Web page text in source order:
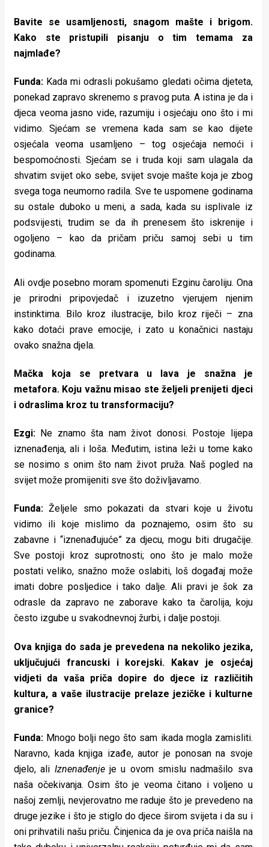
Bavite se usamljenosti, snagom mašte i brigom.
Kako ste pristupili pisanju o tim temama za
najmlađe?
Funda: Kada mi odrasli pokušamo gledati očima djeteta,
ponekad zapravo skrenemo s pravog puta. A istina je da i
djeca veoma jasno vide, razumiju i osjećaju ono što i mi
vidimo. Sjećam se vremena kada sam se kao dijete
osjećala veoma usamljeno – tog osjećaja nemoći i
bespomoćnosti. Sjećam se i truda koji sam ulagala da
shvatim svijet oko sebe, svijet svoje mašte koja je zbog
svega toga neumorno radila. Sve te uspomene godinama
su ostale duboko u meni, a sada, kada su isplivale iz
podsvijesti, trudim se da ih prenesem što iskrenije i
ogoljeno – kao da pričam priču samoj sebi u tim
godinama.
Ali ovdje posebno moram spomenuti Ezginu čaroliju. Ona
je prirodni pripovjedač i izuzetno vjerujem njenim
instinktima. Bilo kroz ilustracije, bilo kroz riječi – zna
kako dotaći prave emocije, i zato u konačnici nastaju
ovako snažna djela.
Mačka koja se pretvara u lava je snažna je
metafora. Koju važnu misao ste željeli prenijeti djeci
i odraslima kroz tu transformaciju?
Ezgi: Ne znamo šta nam život donosi. Postoje lijepa
iznenađenja, ali i loša. Međutim, istina leži u tome kako
se nosimo s onim što nam život pruža. Naš pogled na
svijet može promijeniti sve što doživljavamo.
Funda: Željele smo pokazati da stvari koje u životu
vidimo ili koje mislimo da poznajemo, osim što su
zabavne i “iznenađujuće” za djecu, mogu biti drugačije.
Sve postoji kroz suprotnosti; ono što je malo može
postati veliko, snažno može oslabiti, loš događaj može
imati dobre posljedice i tako dalje. Ali pravi je šok za
odrasle da zapravo ne zaborave kako ta čarolija, koju
često izgube u svakodnevnoj žurbi, i dalje postoji.
Ova knjiga do sada je prevedena na nekoliko jezika,
uključujući francuski i korejski. Kakav je osjećaj
vidjeti da vaša priča dopire do djece iz različitih
kultura, a vaše ilustracije prelaze jezičke i kulturne
granice?
Funda: Mnogo bolji nego što sam ikada mogla zamisliti.
Naravno, kada knjiga izađe, autor je ponosan na svoje
djelo, ali Iznenađenjeje u ovom smislu nadmašilo sva
naša očekivanja. Osim što je veoma čitano i voljeno u
našoj zemlji, nevjerovatno me raduje što je prevedeno na
druge jezike i što je stiglo do djece širom svijeta i da su i
oni prihvatili našu priču. Činjenica da je ova priča naišla na